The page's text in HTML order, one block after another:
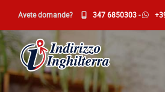
Avete domande? 347 6850303 -